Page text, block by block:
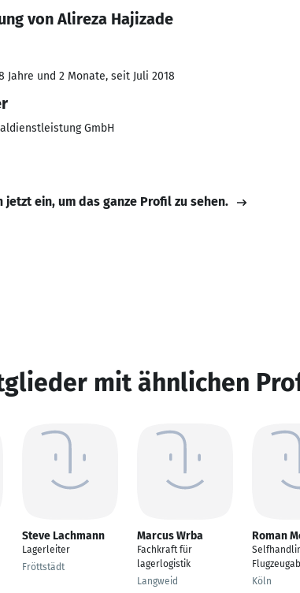
von Alireza Hajizade
Jahre und 2 Monate, seit Juli 2018
GmbH
jetzt ein, um das ganze Profil zu sehen.
mit ähnlichen
Steve Lachmann
Lagerleiter
Fröttstädt
Marcus Wrba
Fachkraft für
lagerlogistik
Langweid
Roman
Köln